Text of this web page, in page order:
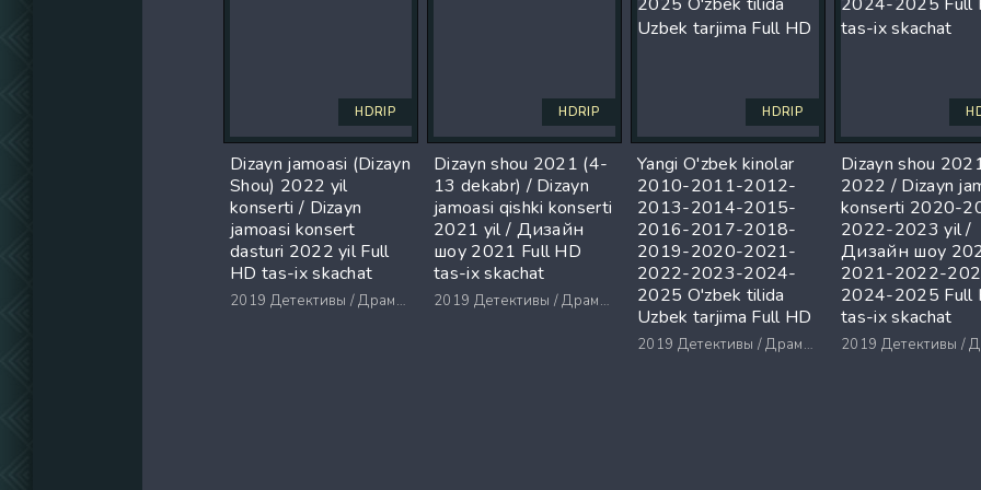
HDRIP
Dizayn jamoasi (Dizayn
Shou) 2022 yil
konserti / Dizayn
jamoasi konsert
dasturi 2022 yil Full
HD tas-ix skachat
2019 Детективы / Драмы / Триллеры / Ужасы
HDRIP
Dizayn shou 2021 (4-
13 dekabr) / Dizayn
jamoasi qishki konserti
2021 yil / Дизайн
шоу 2021 Full HD
tas-ix skachat
2019 Детективы / Драмы / Триллеры / Ужасы
HDRIP
Yangi O'zbek kinolar
2010-2011-2012-
2013-2014-2015-
2016-2017-2018-
2019-2020-2021-
2022-2023-2024-
2025 O'zbek tilida
Uzbek tarjima Full HD
2019 Детективы / Драмы / Триллеры / Ужасы
Dizayn shou
2022 / Dizayn
konserti 2020-
2022-2023 yil /
Дизайн шоу
2021-2022-
2024-2025 Full
tas-ix skachat
2019 Детективы / Драмы /